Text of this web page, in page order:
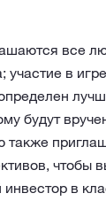
все
участие в
будут
также
чтобы
в